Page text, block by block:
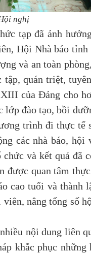
nghị
tạp đã ảnh
Hội Nhà báo
và an toàn
quán triệt,
của Đảng cho
đào tạo, bồi
trình đi thực tế
các nhà báo,
và kết quả đã
được quan tâm
cao tuổi và thành
nâng tổng số
nội dung liên
khắc phục